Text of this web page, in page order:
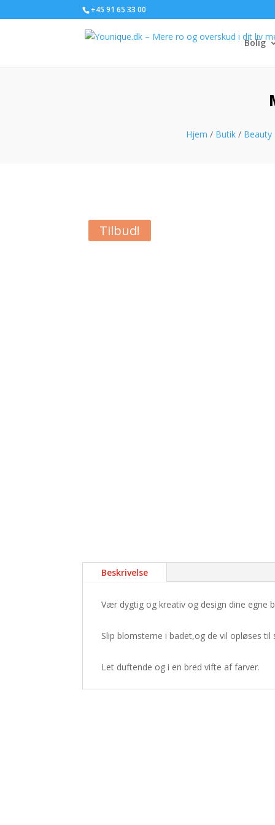
+45 91 65 33 00
Bolig
Hjem / Butik/ Beauty
Tilbud!
Beskrivelse
Vær dygtig og kreativ og design dine egne
Slip blomsterne i badet,og de vil opløses til
Let duftende og i en bred vifte af farver.